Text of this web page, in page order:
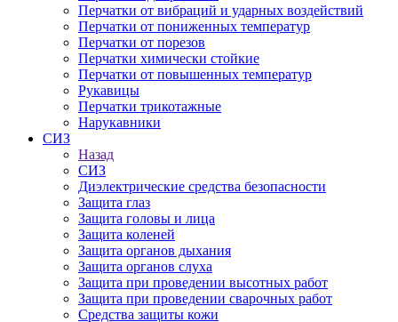
Перчатки от вибраций и ударных воздействий
Перчатки от пониженных температур
Перчатки от порезов
Перчатки химически стойкие
Перчатки от повышенных температур
Рукавицы
Перчатки трикотажные
Нарукавники
СИЗ
Назад
СИЗ
Диэлектрические средства безопасности
Защита глаз
Защита головы и лица
Защита коленей
Защита органов дыхания
Защита органов слуха
Защита при проведении высотных работ
Защита при проведении сварочных работ
Средства защиты кожи